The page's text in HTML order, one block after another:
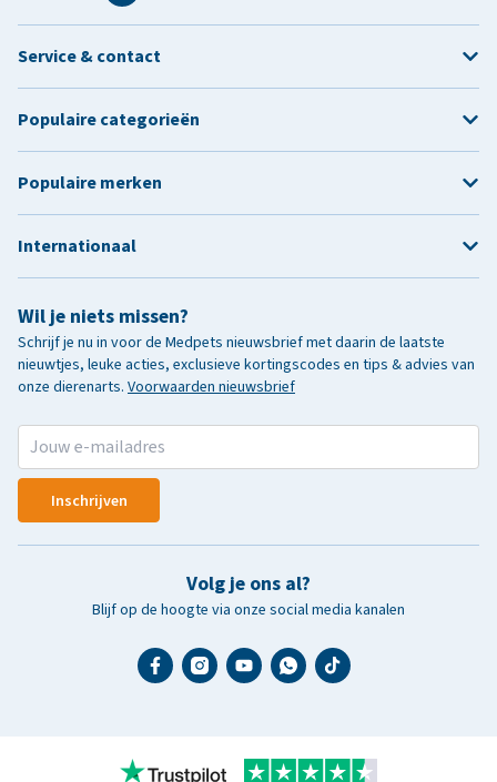
Wil je niets missen?
Schrijf je nu in voor de Medpets nieuwsbrief met daarin de laatste
nieuwtjes, leuke acties, exclusieve kortingscodes en tips & advies van
onze dierenarts. Voorwaarden nieuwsbrief
Inschrijven
Volg je ons al?
Blijf op de hoogte via onze social media kanalen
Service & contact
Populaire categorieën
Populaire merken
Internationaal